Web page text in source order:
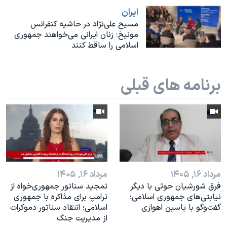
سفر پرزیدنت ترامپ به چین
ايران
مسیح علی‌نژاد در حاشیه کنفرانس
مونیخ: زنان ایرانی می‌خواهند جمهوری
اسلامی را ساقط کنند
برنامه های قبلی
مرداد ۱۶, ۱۴۰۵
فرق شورشیان حوثی با دیگر
نیابتی‌های جمهوری اسلامی؛
گفت‌وگو با یاسین اهوازی
مرداد ۱۶, ۱۴۰۵
تمجید سناتور جمهوری‌خواه از
ترامپ برای مذاکره با جمهوری
اسلامی؛ انتقاد سناتور دموکرات
از مدیریت جنگ